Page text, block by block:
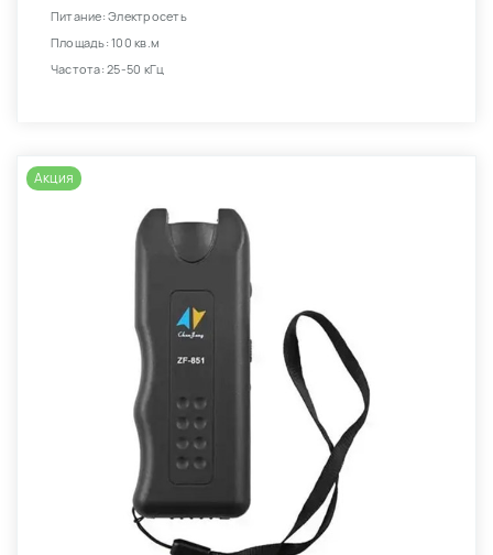
Питание: Электросеть
Площадь: 100 кв.м
Частота: 25-50 кГц
Акция